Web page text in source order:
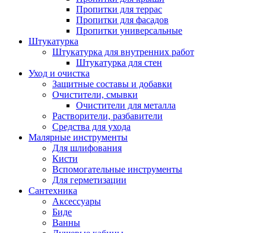
Пропитки для террас
Пропитки для фасадов
Пропитки универсальные
Штукатурка
Штукатурка для внутренних работ
Штукатурка для стен
Уход и очистка
Защитные составы и добавки
Очистители, смывки
Очистители для металла
Растворители, разбавители
Средства для ухода
Малярные инструменты
Для шлифования
Кисти
Вспомогательные инструменты
Для герметизации
Сантехника
Аксессуары
Биде
Ванны